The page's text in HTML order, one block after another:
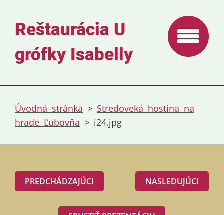
Reštaurácia U
grófky Isabelly
Úvodná stránka > Stredoveká hostina na
hrade Ľubovňa > i24.jpg
PREDCHÁDZAJÚCI NASLEDUJÚCI